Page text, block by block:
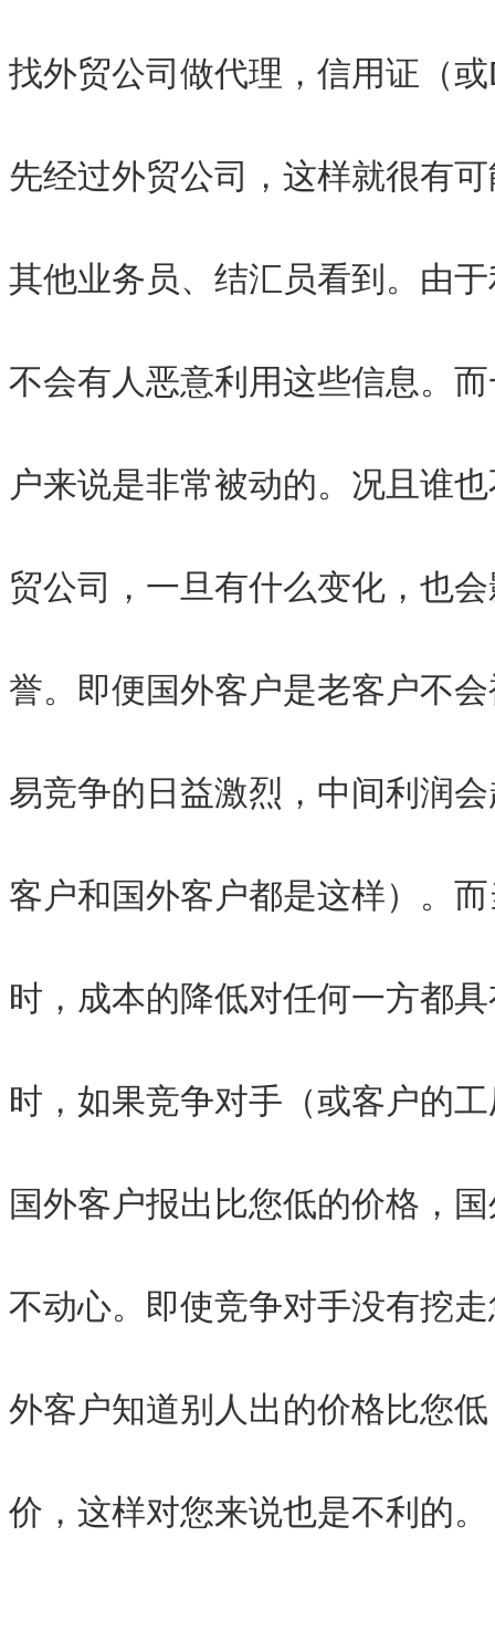
找外贸公司做代理，信用证（
先经过外贸公司，这样就很有
其他业务员、结汇员看到。由
不会有人恶意利用这些信息。
户来说是非常被动的。况且谁
贸公司，一旦有什么变化，也
誉。即便国外客户是老客户不
易竞争的日益激烈，中间利润
客户和国外客户都是这样）。
时，成本的降低对任何一方都
时，如果竞争对手（或客户的
国外客户报出比您低的价格，
不动心。即使竞争对手没有挖
外客户知道别人出的价格比您
价，这样对您来说也是不利的。